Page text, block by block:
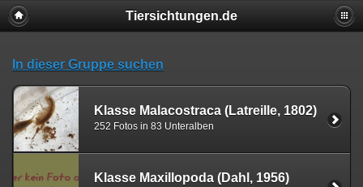
Tiersichtungen.de
In dieser Gruppe suchen
Klasse Malacostraca (Latreille, 1802)
252 Fotos in 83 Unteralben
Klasse Maxillopoda (Dahl, 1956)